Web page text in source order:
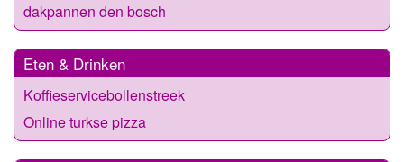
dakpannen den bosch
Eten & Drinken
Koffieservicebollenstreek
Online turkse pizza